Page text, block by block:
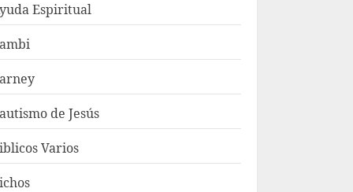
Espiritual
de Jesús
Varios